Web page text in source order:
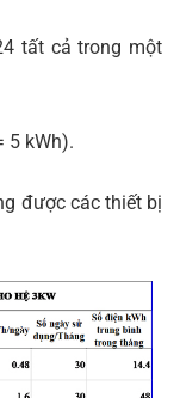
tất cả trong một
5 kWh).
được các thiết bị